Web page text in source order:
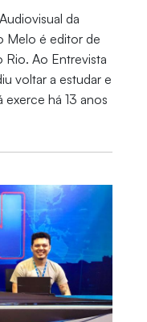
da
Melo é editor de
Rio. Ao Entrevista
voltar a estudar e
há 13 anos